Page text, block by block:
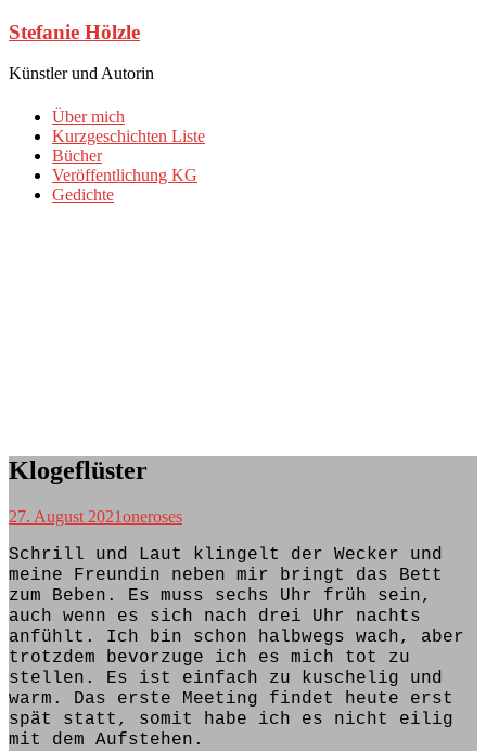
Zum
springen
Stefanie Hölzle
Künstler und Autorin
Über mich
Kurzgeschichten Liste
Bücher
Veröffentlichung KG
Gedichte
Klogeflüster
27. August 2021oneroses
Schrill und Laut klingelt der Wecker und
meine Freundin neben mir bringt das Bett
zum Beben. Es muss sechs Uhr früh sein,
auch wenn es sich nach drei Uhr nachts
anfühlt. Ich bin schon halbwegs wach, aber
trotzdem bevorzuge ich es mich tot zu
stellen. Es ist einfach zu kuschelig und
warm. Das erste Meeting findet
heute erst
spät statt , somit habe ich es nicht eilig
mit dem Aufstehen.